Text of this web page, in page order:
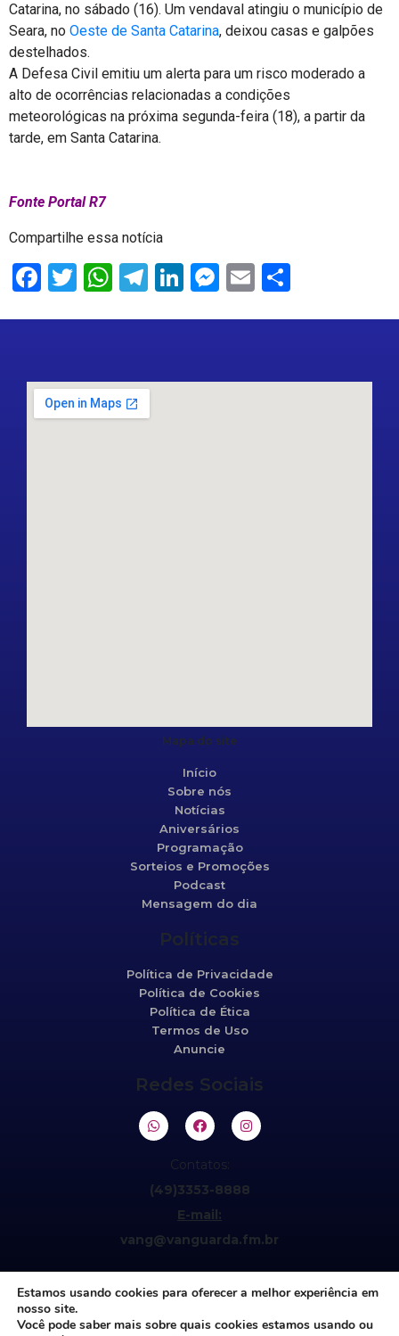
Catarina, no sábado (16). Um vendaval atingiu o município de
Seara, no Oeste de Santa Catarina, deixou casas e galpões
destelhados.
A Defesa Civil emitiu um alerta para um risco moderado a
alto de ocorrências relacionadas a condições
meteorológicas na próxima segunda-feira (18), a partir da
tarde, em Santa Catarina.
Fonte Portal R7
Compartilhe essa notícia
Facebook
Twitter
WhatsApp
Telegram
LinkedIn
Messenger
Email
Mapa do site
Início
Sobre nós
Notícias
Aniversários
Programação
Sorteios e Promoções
Podcast
Mensagem do dia
Políticas
Política de Privacidade
Política de Cookies
Política de Ética
Termos de Uso
Anuncie
Redes Sociais
Contatos:
(49)3353-8888
E-mail:
vang@vanguarda.fm.br
Estamos usando cookies para oferecer a melhor experiência em
nosso site.
Você pode saber mais sobre quais cookies estamos usando ou